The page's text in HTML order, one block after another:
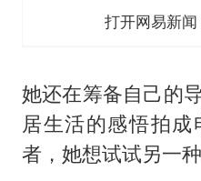
打开网易新
她还在筹备自己的
居生活的感悟拍
者，她想试试另一种